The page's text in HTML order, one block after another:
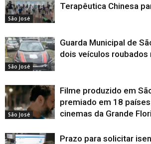
São José
Terapêutica Chinesa
São José
Guarda Municipal de
dois veículos roubados
São José
Filme produzido em
premiado em 18
cinemas da Grande
Prazo para solicitar